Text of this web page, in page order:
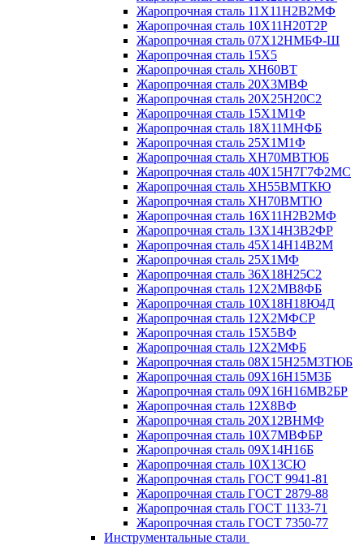
Жаропрочная сталь 11Х11Н2В2МФ
Жаропрочная сталь 10Х11Н20Т2Р
Жаропрочная сталь 07Х12НМБФ-Ш
Жаропрочная сталь 15Х5
Жаропрочная сталь ХН60ВТ
Жаропрочная сталь 20Х3МВФ
Жаропрочная сталь 20Х25Н20С2
Жаропрочная сталь 15Х1М1Ф
Жаропрочная сталь 18Х11МНФБ
Жаропрочная сталь 25Х1М1Ф
Жаропрочная сталь ХН70МВТЮБ
Жаропрочная сталь 40Х15Н7Г7Ф2МС
Жаропрочная сталь ХН55ВМТКЮ
Жаропрочная сталь ХН70ВМТЮ
Жаропрочная сталь 16Х11Н2В2МФ
Жаропрочная сталь 13Х14Н3В2ФР
Жаропрочная сталь 45Х14Н14В2М
Жаропрочная сталь 25Х1МФ
Жаропрочная сталь 36Х18Н25С2
Жаропрочная сталь 12Х2МВ8ФБ
Жаропрочная сталь 10Х18Н18Ю4Д
Жаропрочная сталь 12Х2МФСР
Жаропрочная сталь 15Х5ВФ
Жаропрочная сталь 12Х2МФБ
Жаропрочная сталь 08Х15Н25М3ТЮБ
Жаропрочная сталь 09Х16Н15М3Б
Жаропрочная сталь 09Х16Н16МВ2БР
Жаропрочная сталь 12Х8ВФ
Жаропрочная сталь 20Х12ВНМФ
Жаропрочная сталь 10Х7МВФБР
Жаропрочная сталь 09Х14Н16Б
Жаропрочная сталь 10Х13СЮ
Жаропрочная сталь ГОСТ 9941-81
Жаропрочная сталь ГОСТ 2879-88
Жаропрочная сталь ГОСТ 1133-71
Жаропрочная сталь ГОСТ 7350-77
Инструментальные стали